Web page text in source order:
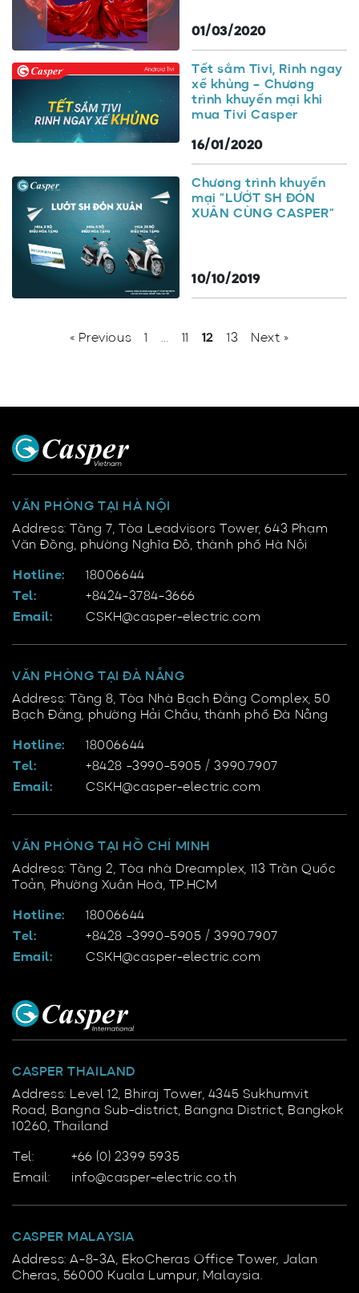
01/03/2020
Tết sắm Tivi, Rinh ngay
xế khủng – Chương
trình khuyến mại khi
mua Tivi Casper
16/01/2020
Chương trình khuyến
mại “LƯỚT SH ĐÓN
XUÂN CÙNG CASPER”
10/10/2019
« Previous 1 … 11 12 13 Next »
VĂN PHÒNG TẠI HÀ NỘI
Address: Tầng 7, Tòa Leadvisors Tower, 643 Phạm
Văn Đồng, phường Nghĩa Đô, thành phố Hà Nội
Hotline:
18006644
Tel:
+8424-3784-3666
Email:
CSKH@casper-electric.com
VĂN PHÒNG TẠI ĐÀ NẴNG
Address: Tầng 8, Tòa Nhà Bạch Đằng Complex, 50
Bạch Đằng, phường Hải Châu, thành phố Đà Nẵng
Hotline:
18006644
Tel:
+8428 -3990-5905 / 3990.7907
Email:
CSKH@casper-electric.com
VĂN PHÒNG TẠI HỒ CHÍ MINH
Address: Tầng 2, Tòa nhà Dreamplex, 113 Trần Quốc
Toản, Phường Xuân Hoà, TP.HCM
Hotline:
18006644
Tel:
+8428 -3990-5905 / 3990.7907
Email:
CSKH@casper-electric.com
CASPER THAILAND
Address: Level 12, Bhiraj Tower, 4345 Sukhumvit
Road, Bangna Sub-district, Bangna District, Bangkok
10260, Thailand
Tel:
+66 (0) 2399 5935
Email:
info@casper-electric.co.th
CASPER MALAYSIA
Address: A-8-3A, EkoCheras Office Tower, Jalan
Cheras, 56000 Kuala Lumpur, Malaysia.